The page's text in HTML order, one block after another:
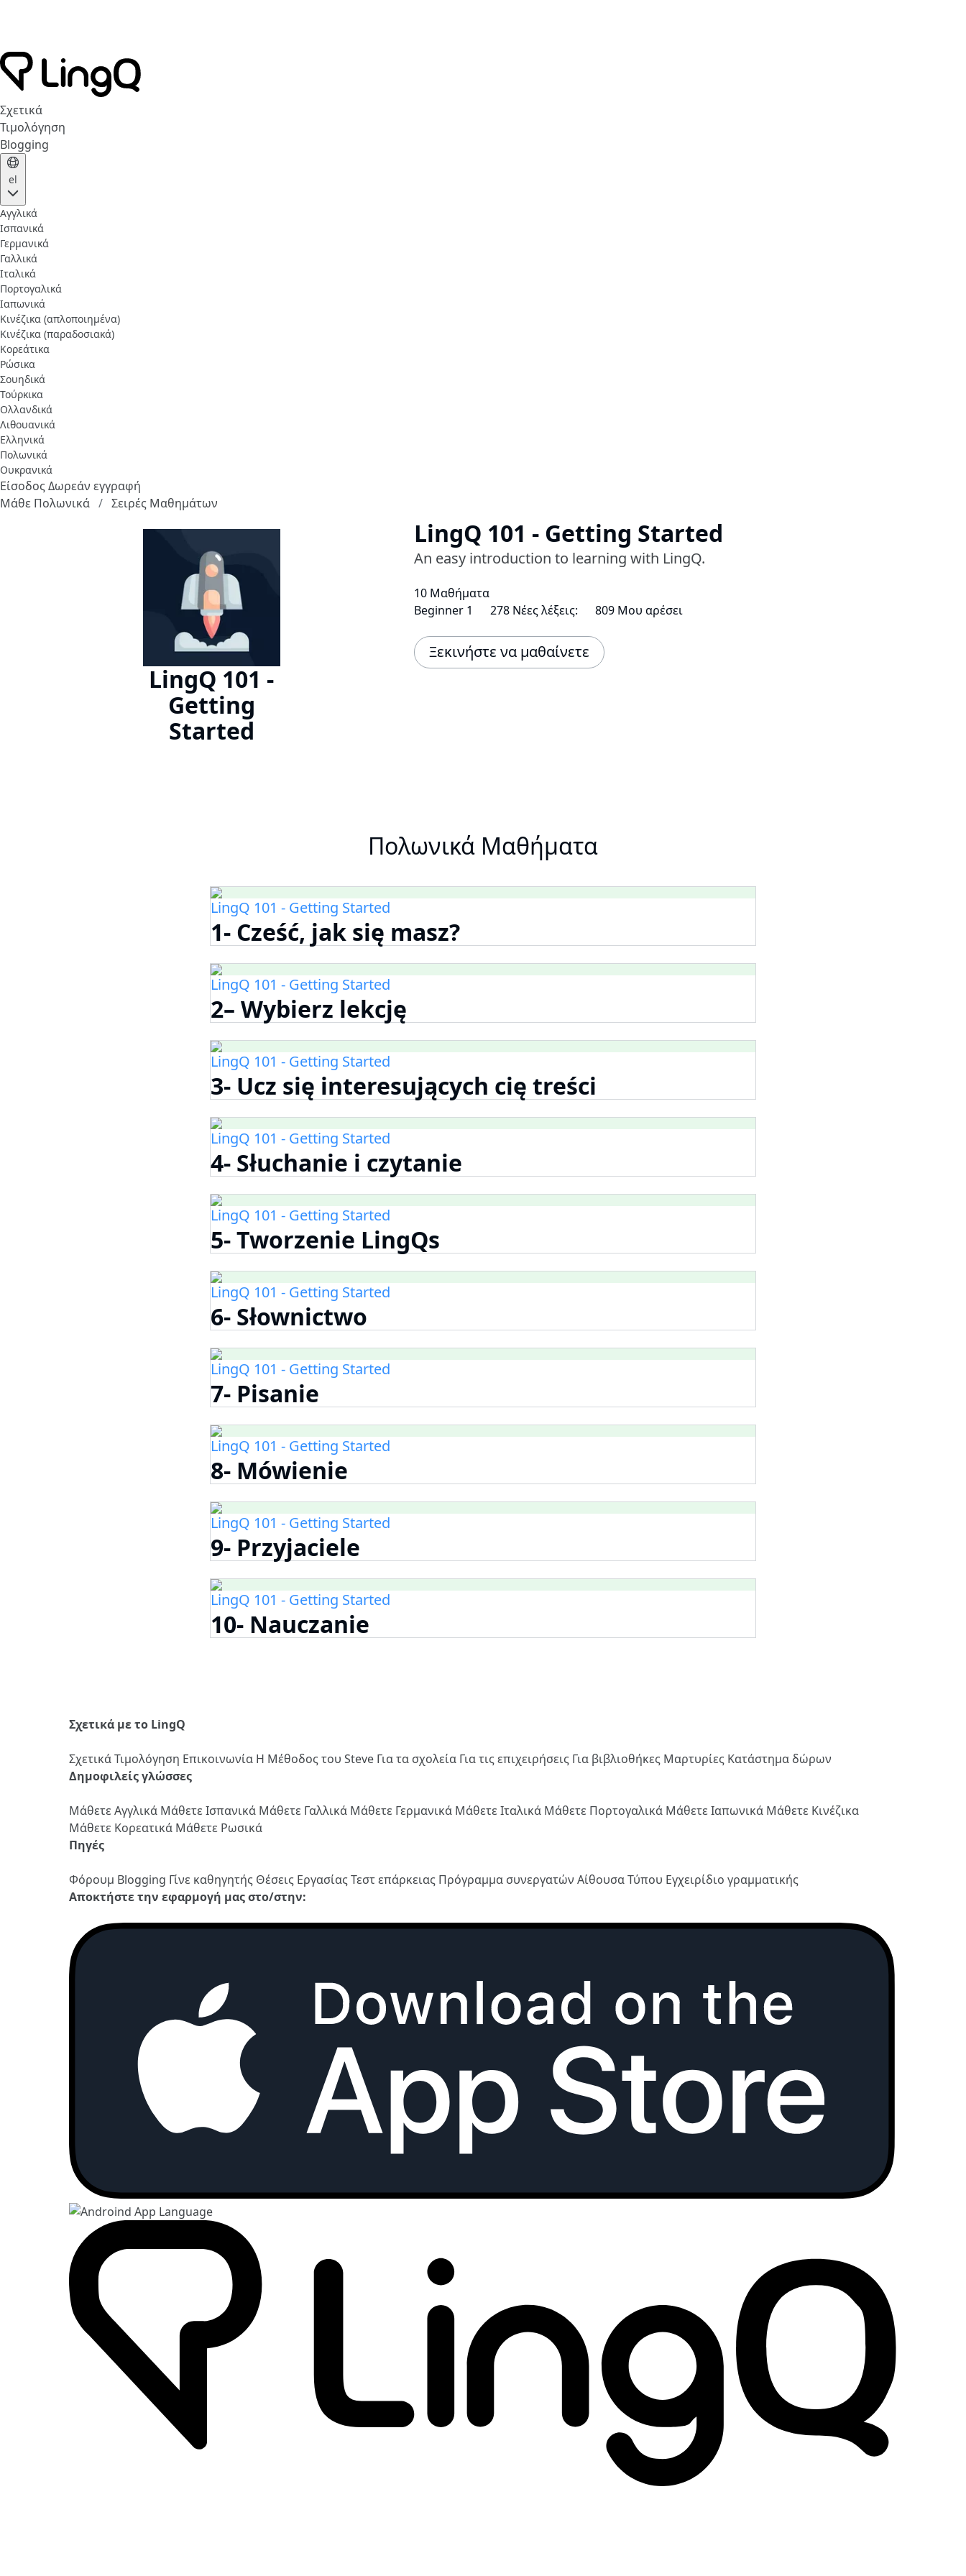
Σχετικά
Τιμολόγηση
Blogging
el
Αγγλικά
Ισπανικά
Γερμανικά
Γαλλικά
Ιταλικά
Πορτογαλικά
Ιαπωνικά
Κινέζικα (απλοποιημένα)
Κινέζικα (παραδοσιακά)
Κορεάτικα
Ρώσικα
Σουηδικά
Τούρκικα
Ολλανδικά
Λιθουανικά
Ελληνικά
Πολωνικά
Ουκρανικά
ΕίσοδοςΔωρεάν εγγραφή
Μάθε Πολωνικά
Σειρές Μαθημάτων
LingQ 101 -
Getting
Started
LingQ 101 - Getting Started
An easy introduction to learning with LingQ.
10 Μαθήματα
Beginner 1
278 Νέες λέξεις: 809 Μου αρέσει
Ξεκινήστε να μαθαίνετε
Πολωνικά Μαθήματα
LingQ 101 - Getting Started
1- Cześć, jak się masz?
LingQ 101 - Getting Started
2– Wybierz lekcję
LingQ 101 - Getting Started
3- Ucz się interesujących cię treści
LingQ 101 - Getting Started
4- Słuchanie i czytanie
LingQ 101 - Getting Started
5- Tworzenie LingQs
LingQ 101 - Getting Started
6- Słownictwo
LingQ 101 - Getting Started
7- Pisanie
LingQ 101 - Getting Started
8- Mówienie
LingQ 101 - Getting Started
9- Przyjaciele
LingQ 101 - Getting Started
10- Nauczanie
Σχετικά με το LingQ
ΣχετικάΤιμολόγηση Επικοινωνία Η Μέθοδος του Steve Για τα σχολεία Για τις επιχειρήσεις Για βιβλιοθήκες Μαρτυρίες Κατάστημα δώρων
Δημοφιλείς γλώσσες
Μάθετε Αγγλικά Μάθετε Ισπανικά Μάθετε Γαλλικά Μάθετε Γερμανικά Μάθετε Ιταλικά Μάθετε Πορτογαλικά Μάθετε Ιαπωνικά Μάθετε Κινέζικα
Μάθετε Κορεατικά Μάθετε Ρωσικά
Πηγές
Φόρουμ Blogging Γίνε καθηγητής Θέσεις ΕργασίαςΤεστ επάρκειας Πρόγραμμα συνεργατών Αίθουσα Τύπου Εγχειρίδιο γραμματικής
Αποκτήστε την εφαρμογή μας στο/στην: